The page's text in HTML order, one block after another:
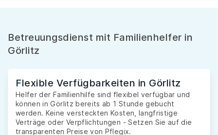
Betreuungsdienst mit Familienhelfer in
Görlitz
Flexible Verfügbarkeiten in Görlitz
Helfer der Familienhilfe sind flexibel verfügbar und
können in Görlitz bereits ab 1 Stunde gebucht
werden. Keine versteckten Kosten, langfristige
Verträge oder Verpflichtungen - Setzen Sie auf die
transparenten Preise von Pflegix.